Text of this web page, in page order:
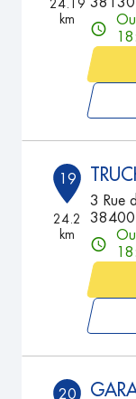
24.19
km
19
24.2
km
3 Rue
38400
20